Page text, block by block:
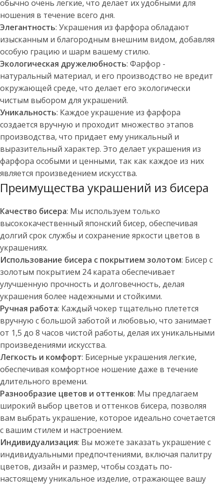
обычно очень легкие, что делает их удобными для
ношения в течение всего дня.
Элегантность: Украшения из фарфора обладают
изысканным и благородным внешним видом, добавляя
особую грацию и шарм вашему стилю.
Экологическая дружелюбность: Фарфор -
натуральный материал, и его производство не вредит
окружающей среде, что делает его экологически
чистым выбором для украшений.
Уникальность: Каждое украшение из фарфора
создается вручную и проходит множество этапов
производства, что придает ему уникальный и
выразительный характер. Это делает украшения из
фарфора особыми и ценными, так как каждое из них
является произведением искусства.
Преимущества украшений из бисера
Качество бисера: Мы используем только
высококачественный японский бисер, обеспечивая
долгий срок службы и сохранение яркости цветов в
украшениях.
Использование бисера с покрытием золотом: Бисер с
золотым покрытием 24 карата обеспечивает
улучшенную прочность и долговечность, делая
украшения более надежными и стойкими.
Ручная работа: Каждый чокер тщательно плетется
вручную с большой заботой и любовью, что занимает
от 1,5 до 8 часов чистой работы, делая их уникальными
произведениями искусства.
Легкость и комфорт: Бисерные украшения легкие,
обеспечивая комфортное ношение даже в течение
длительного времени.
Разнообразие цветов и оттенков: Мы предлагаем
широкий выбор цветов и оттенков бисера, позволяя
вам выбрать украшение, которое идеально сочетается
с вашим стилем и настроением.
Индивидуализация: Вы можете заказать украшение с
индивидуальными предпочтениями, включая палитру
цветов, дизайн и размер, чтобы создать по-
настоящему уникальное изделие, отражающее вашу